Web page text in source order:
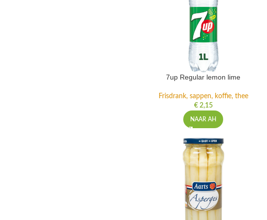
7up Regular lemon lime
Frisdrank, sappen, koffie, thee
€2,15
NAAR AH